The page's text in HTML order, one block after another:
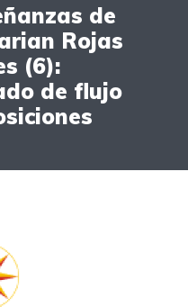
de
Rojas
(6):
de flujo